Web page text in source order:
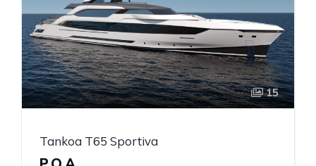
15
Tankoa T65 Sportiva